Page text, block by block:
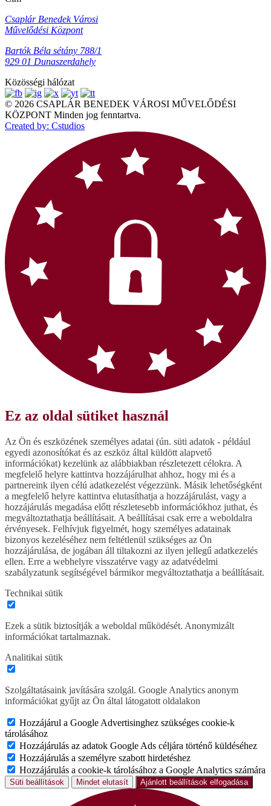
Csaplár Benedek Városi
Művelődési Központ
Bartók Béla sétány 788/1
929 01 Dunaszerdahely
Közösségi hálózat
© 2026 CSAPLÁR BENEDEK VÁROSI MŰVELŐDÉSI
KÖZPONT Minden jog fenntartva.
Created by: Cstudios
Ez az oldal sütiket használ
Az Ön és eszközének személyes adatai (ún. süti adatok - például
egyedi azonosítókat és az eszköz által küldött alapvető
információkat) kezelünk az alábbiakban részletezett célokra. A
megfelelő helyre kattintva hozzájárulhat ahhoz, hogy mi és a
partnereink ilyen célú adatkezelést végezzünk. Másik lehetőségként
a megfelelő helyre kattintva elutasíthatja a hozzájárulást, vagy a
hozzájárulás megadása előtt részletesebb információkhoz juthat, és
megváltoztathatja beállításait. A beállításai csak erre a weboldalra
érvényesek. Felhívjuk figyelmét, hogy személyes adatainak
bizonyos kezeléséhez nem feltétlenül szükséges az Ön
hozzájárulása, de jogában áll tiltakozni az ilyen jellegű adatkezelés
ellen. Erre a webhelyre visszatérve vagy az adatvédelmi
szabályzatunk segítségével bármikor megváltoztathatja a beállításait.
Technikai sütik
Ezek a sütik biztosítják a weboldal működését. Anonymizált
információkat tartalmaznak.
Analitikai sütik
Szolgáltatásaink javítására szolgál. Google Analytics anonym
információkat gyűjt az Ön által látogatott oldalakon
Hozzájárul a Google Advertisinghez szükséges cookie-k
tárolásához
Hozzájárulás az adatok Google Ads céljára történő küldéséhez
Hozzájárulás a személyre szabott hirdetéshez
Hozzájárulás a cookie-k tárolásához a Google Analytics számára
Süti beállítások Mindet elutasít Ajánlott beállítások elfogadása